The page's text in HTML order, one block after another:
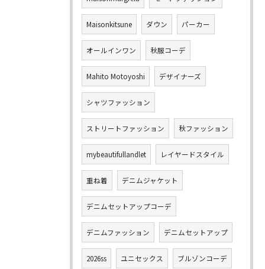
Maisonkitsune ダウン パーカー
オールインワン 秋服コーデ
Mahito Motoyoshi デザイナーズ
シャツファッション
ストリートファッション 秋ファッション
mybeautifullandlet レイヤードスタイル
重ね着 デニムジャケット
デニムセットアップコーデ
デニムファッション デニムセットアップ
2026ss ユニセックス ブルゾンコーデ